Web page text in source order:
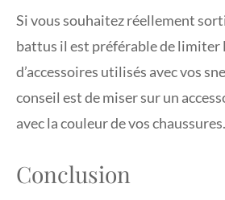
Si vous souhaitez réellement
battus il est préférable de limiter
d’accessoires utilisés avec vos
conseil est de miser sur un
avec la couleur de vos chaussures.
Conclusion